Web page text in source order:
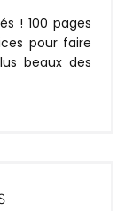
! 100 pages
pour faire
beaux des